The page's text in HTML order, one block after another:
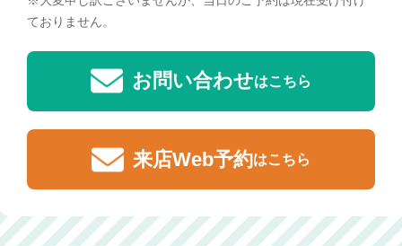
ておりません。
お問い合わせはこちら
来店Web予約はこちら